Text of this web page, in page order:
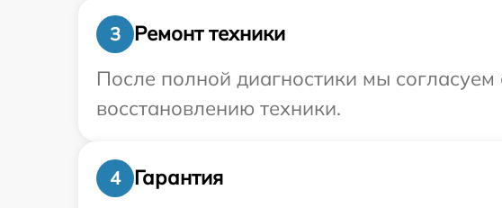
3
Ремонт техники
После полной диагностики мы
восстановлению техники.
4
Гарантия